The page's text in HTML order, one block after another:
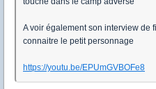
A voir également son interview de
connaitre le petit personnage
https://youtu.be/EPUmGVBOFe8